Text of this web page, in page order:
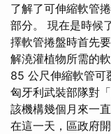
了解了可伸縮軟管
部分。 現在是時候
擇軟管捲盤時首先
解澆灌植物所需的
85 公尺伸縮軟管可
匈牙利武裝部隊對
該機構幾個月來一
在這一天，區政府